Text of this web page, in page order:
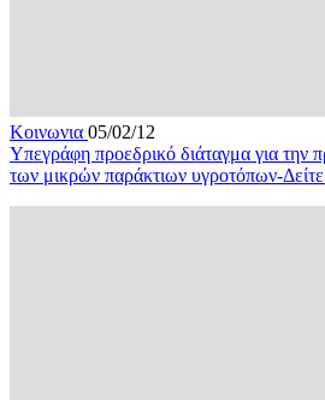
Κοινωνια 05/02/12
Υπεγράφη προεδρικό διάταγμα για την
των μικρών παράκτιων υγροτόπων-Δείτε